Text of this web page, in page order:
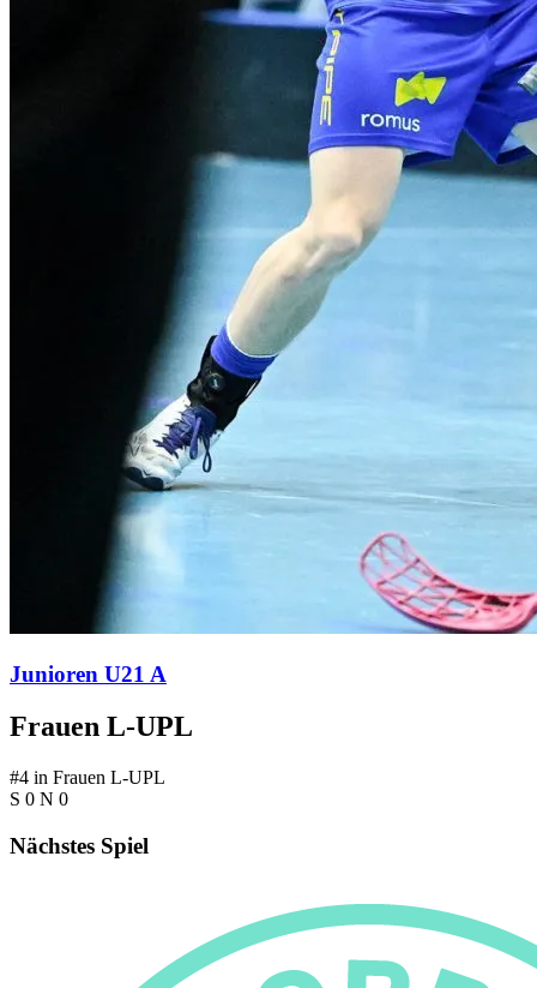
Junioren U21 A
Frauen L-UPL
#4 in Frauen L-UPL
S 0 N 0
Nächstes Spiel